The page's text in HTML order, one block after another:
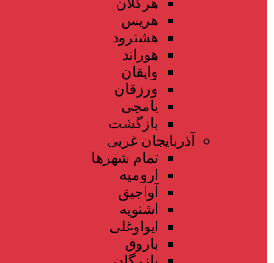
هریس
هشترود
هوراند
وایقان
ورزقان
یامچی
بازگشت
آذربایجان غربی
تمام شهر‌ها
ارومیه
آواجیق
اشنویه
ایواوغلی
باروق